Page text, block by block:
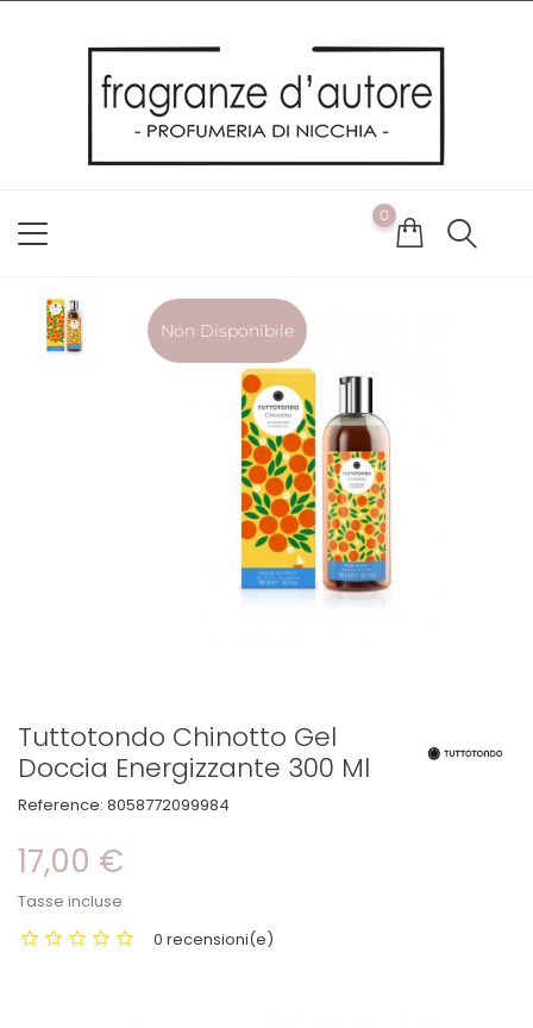
Utilizziamo i cookie per offrirti la migliore esperienza possibile
sul nostro sito web. Cliccando su OK, acconsenti alla nostra
politica sui cookie. Se desideri modificare le tue preferenze sui
cookie, puoi farlo
0
Non Disponibile
Tuttotondo Chinotto Gel
Doccia Energizzante 300 Ml
Reference: 8058772099984
17,00 €
Tasse incluse
0 recensioni(e)